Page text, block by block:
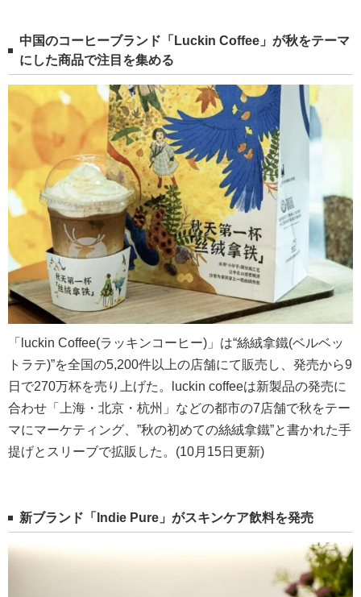
中国のコーヒーブランド「Luckin Coffee」が秋をテーマ
にした商品で注目を集める
「luckin Coffee(ラッキンコーヒー)」は“絲絨拿鐵(ベルベッ
トラテ)”を全国の5,200件以上の店舗にて販売し、発売から9
日で270万杯を売り上げた。luckin coffeeは新製品の発売に
合わせ「上海・北京・杭州」などの都市の7店舗で秋をテー
マにマーケティング、”秋の初めての絲絨拿鐵”と書かれた手
提げとスリーブで拡販した。(10月15日更新)
新ブランド「Indie Pure」がスキンケア飲料を発売